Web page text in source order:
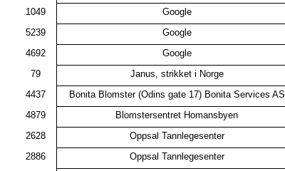
1049
Google
5239
Google
4692
Google
79
Janus, strikket i Norge
4437
Bonita Blomster (Odins gate 17) Bonita Services AS
4879
Blomstersentret Homansbyen
2628
Oppsal Tannlegesenter
2886
Oppsal Tannlegesenter